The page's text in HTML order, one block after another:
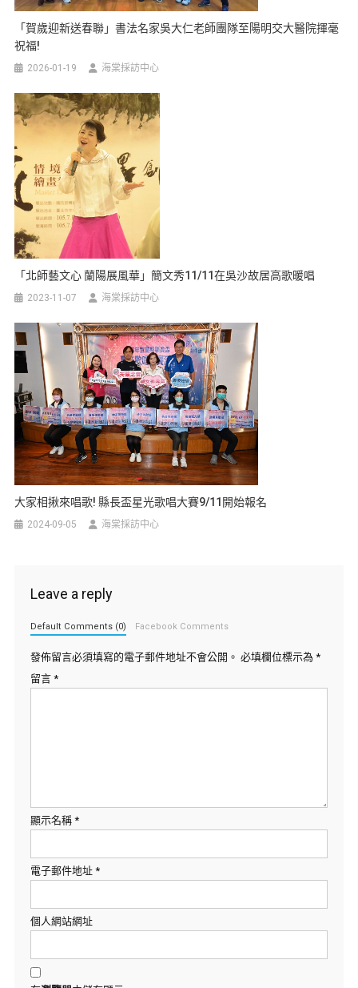
「賀歲迎新送春聯」書法名家吳大仁老師團隊至陽明交大醫院揮毫
祝福!
2026-01-19 海棠採訪中心
「北師藝文心 蘭陽展風華」簡文秀11/11在吳沙故居高歌暖唱
2023-11-07 海棠採訪中心
大家相揪來唱歌! 縣長盃星光歌唱大賽9/11開始報名
2024-09-05 海棠採訪中心
Leave a reply
Default Comments (0) Facebook Comments
發佈留言必須填寫的電子郵件地址不會公開。 必填欄位標示為 *
留言 *
顯示名稱 *
電子郵件地址 *
個人網站網址